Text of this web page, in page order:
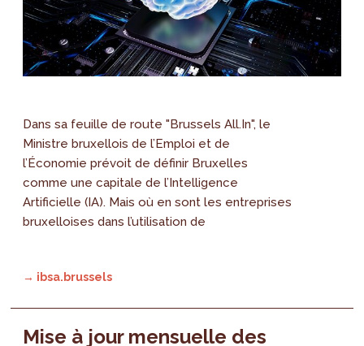
Dans sa feuille de route "Brussels All.In", le
Ministre bruxellois de l’Emploi et de
l’Économie prévoit de définir Bruxelles
comme une capitale de l’Intelligence
Artificielle (IA). Mais où en sont les entreprises
bruxelloises dans l’utilisation de
→ ibsa.brussels
Mise à jour mensuelle des